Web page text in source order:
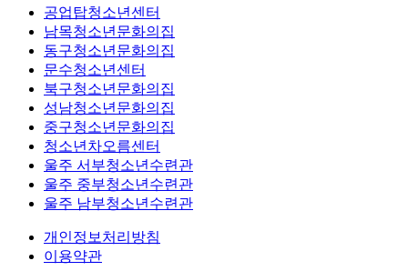
공업탑청소년센터
남목청소년문화의집
동구청소년문화의집
문수청소년센터
북구청소년문화의집
성남청소년문화의집
중구청소년문화의집
청소년차오름센터
울주 서부청소년수련관
울주 중부청소년수련관
울주 남부청소년수련관
개인정보처리방침
이용약관